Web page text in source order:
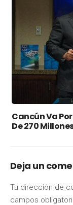
Cancún Va
De 270
Deja un
Tu dirección de
campos